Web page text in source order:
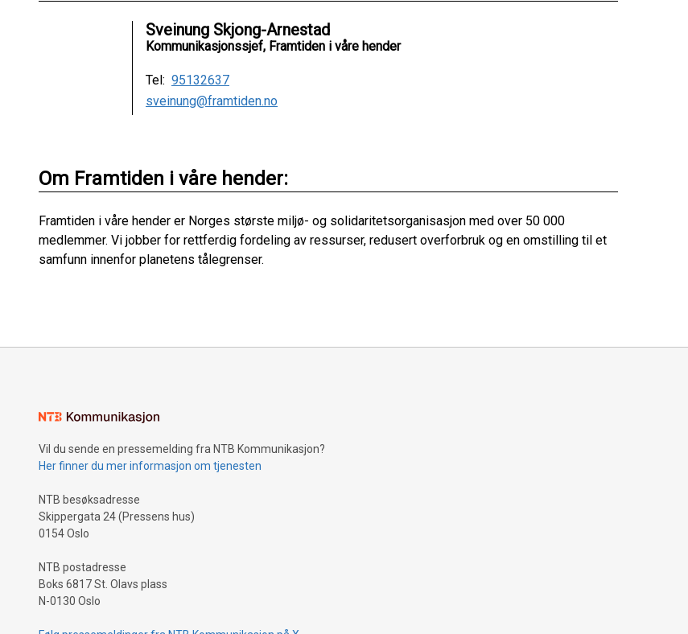
Sveinung Skjong-Arnestad
Kommunikasjonssjef, Framtiden i våre hender
Tel: 95132637
sveinung@framtiden.no
Om Framtiden i våre hender:
Framtiden i våre hender er Norges største miljø- og solidaritetsorganisasjon med over 50 000
medlemmer. Vi jobber for rettferdig fordeling av ressurser, redusert overforbruk og en omstilling til et
samfunn innenfor planetens tålegrenser.
Vil du sende en pressemelding fra NTB Kommunikasjon?
Her finner du mer informasjon om tjenesten
NTB besøksadresse
Skippergata 24 (Pressens hus)
0154 Oslo
NTB postadresse
Boks 6817 St. Olavs plass
N-0130 Oslo